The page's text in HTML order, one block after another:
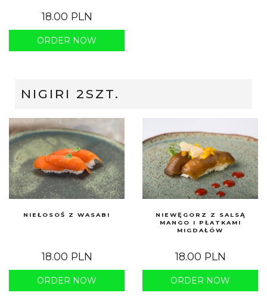
18.00 PLN
ORDER NOW
NIGIRI 2SZT.
NIEŁOSOŚ Z WASABI
18.00 PLN
ORDER NOW
NIEWĘGORZ Z SALSĄ
MANGO I PŁATKAMI
MIGDAŁÓW
18.00 PLN
ORDER NOW